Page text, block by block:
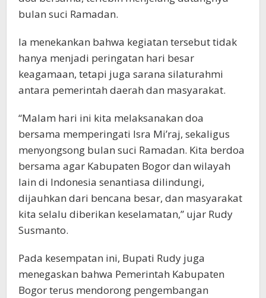
bulan suci Ramadan.
Ia menekankan bahwa kegiatan tersebut tidak
hanya menjadi peringatan hari besar
keagamaan, tetapi juga sarana silaturahmi
antara pemerintah daerah dan masyarakat.
“Malam hari ini kita melaksanakan doa
bersama memperingati Isra Mi’raj, sekaligus
menyongsong bulan suci Ramadan. Kita berdoa
bersama agar Kabupaten Bogor dan wilayah
lain di Indonesia senantiasa dilindungi,
dijauhkan dari bencana besar, dan masyarakat
kita selalu diberikan keselamatan,” ujar Rudy
Susmanto.
Pada kesempatan ini, Bupati Rudy juga
menegaskan bahwa Pemerintah Kabupaten
Bogor terus mendorong pengembangan